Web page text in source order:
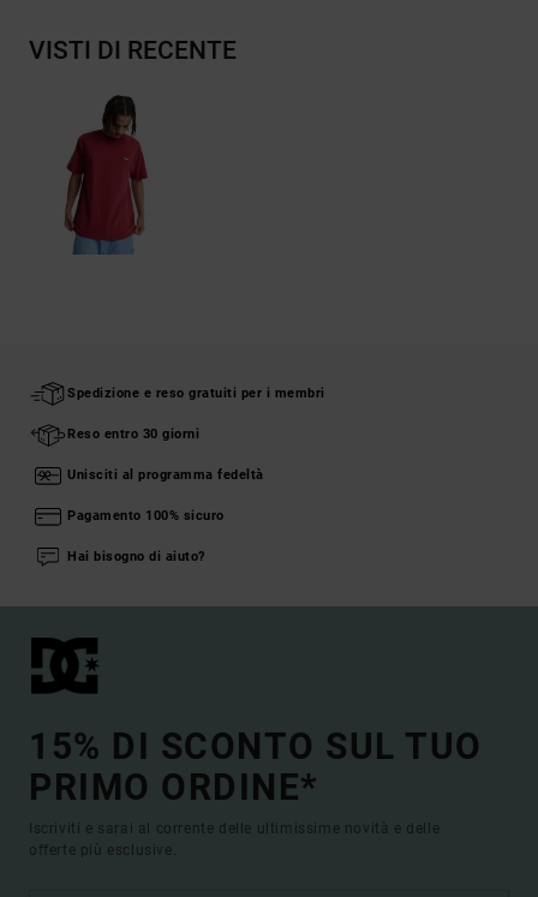
VISTI DI RECENTE
Spedizione e reso gratuiti per i membri
Reso entro 30 giorni
Unisciti al programma fedeltà
Pagamento 100% sicuro
Hai bisogno di aiuto?
15% DI SCONTO SUL TUO
PRIMO ORDINE*
Iscriviti e sarai al corrente delle ultimissime novità e delle
offerte più esclusive.